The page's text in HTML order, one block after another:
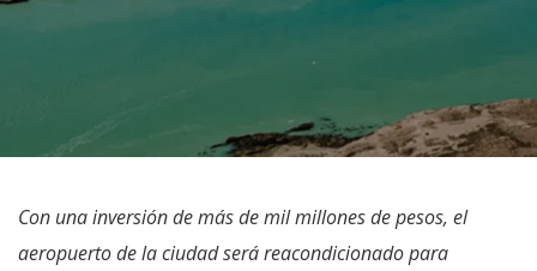
Con una inversión de más de mil millones de pesos, el
aeropuerto de la ciudad será reacondicionado para